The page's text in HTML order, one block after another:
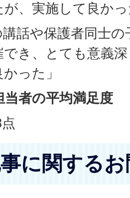
、実施して良か
講話や保護者同士
でき、とても意義
った」
当者の平均満足度
に関する